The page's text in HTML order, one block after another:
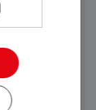
hoe gaaf
die